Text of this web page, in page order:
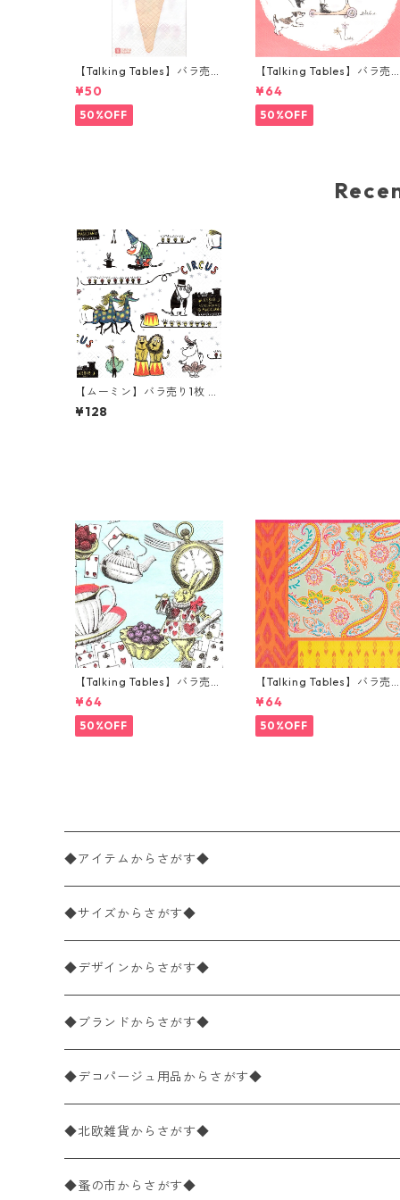
【Talking Tables】バラ売り
1枚 ランチサイズ ペーパーナ
プキン WE LOVE ICE CREA
M ホワイト
¥50
50%OFF
【Talking Tables】バラ売
1枚 ランチサイズ ペーパー
プキン Tilly & Tigg Pink コ
ーラル
¥64
50%OFF
【ムーミン】バラ売り1枚 ラ
ンチサイズ ペーパーナプキ
ン CIRCUS MOOMIN ホワイ
¥128
【Talking Tables】バラ売り
1枚 カクテルサイズ ペーパー
ナプキン Alice in Wonderla
nd ブルー
¥64
50%OFF
【Talking Tables】バラ売
1枚 ランチサイズ ペーパー
プキン Paisley Print Boho
オレンジ
¥64
50%OFF
◆アイテムからさがす◆
ペーパーナプキン2枚バラ売り
ペーパーナプキン1枚バラ売り
ペーパーナプキン20枚入りパック
ペーパーナプキン10枚入りパック
ライスペーパー
ペーパーリネンナプキン
◆サイズからさがす◆
33×33cm（ランチサイズ）
バラ売り
パック売り
25×25cm（カクテルサイズ）
バラ売り
パック売り
40×40cm（ディナーサイズ）
バラ売り
パック売り
21×21cm（ポケットサイズ）
バラ売り
33cm（ラウンド）
◆デザインからさがす◆
花柄
植物・グリーン柄
動物・鳥・昆虫・蝶柄
海・魚柄
◆ブランドからさがす◆
ドイツ製 IHR/イア
ランチサイズ
カクテルサイズ
ドイツ製 Ambiente/アンビエンテ
ランチサイズ
ドイツ製 Paperproducts Design
◆デコパージュ用品からさがす◆
デコパージュ液
デコパージュ下地
◆北欧雑貨からさがす◆
シリコンモールド
◆蚤の市からさがす◆